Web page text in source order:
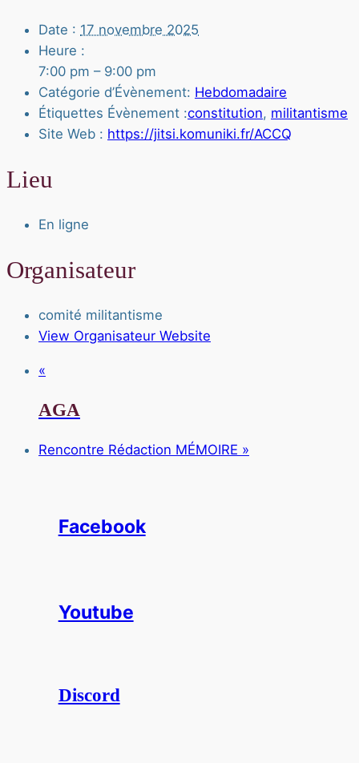
Date : 17 novembre 2025
Heure :
7:00 pm – 9:00 pm
Catégorie d’Évènement: Hebdomadaire
Étiquettes Évènement :constitution, militantisme
Site Web : https://jitsi.komuniki.fr/ACCQ
Lieu
En ligne
Organisateur
comité militantisme
View Organisateur Website
«
AGA
Rencontre Rédaction MÉMOIRE »
Facebook
Youtube
Discord